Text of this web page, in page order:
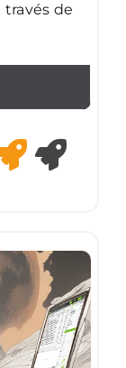
través de